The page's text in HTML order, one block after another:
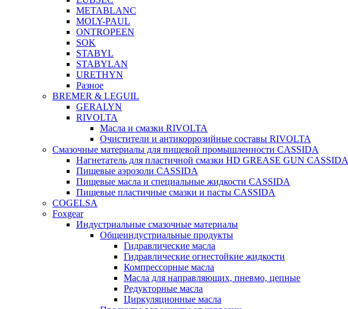
METABLANC
MOLY-PAUL
ONTROPEEN
SOK
STABYL
STABYLAN
URETHYN
Разное
BREMER & LEGUIL
GERALYN
RIVOLTA
Масла и смазки RIVOLTA
Очистители и антикоррозийные составы RIVOLTA
Смазочные материалы для пищевой промышленности CASSIDA
Нагнетатель для пластичной смазки HD GREASE GUN CASSIDA
Пищевые аэрозоли CASSIDA
Пищевые масла и специальные жидкости CASSIDA
Пищевые пластичные смазки и пасты CASSIDA
COGELSA
Foxgear
Индустриальные смазочные материалы
Общеиндустриальные продукты
Гидравлические масла
Гидравлические огнестойкие жидкости
Компрессорные масла
Масла для направляющих, пневмо, цепные
Редукторные масла
Циркуляционные масла